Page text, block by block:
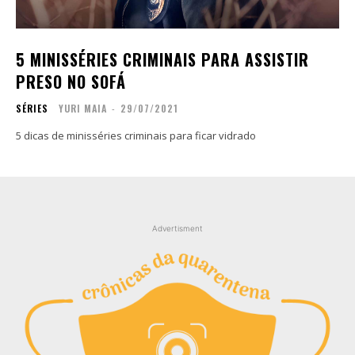
Zine
Autores
Sobre
Contato
Zine
Autores
Sobre
Contato
5 MINISSÉRIES CRIMINAIS PARA ASSISTIR
PRESO NO SOFÁ
SÉRIES YURI MAIA - 29/07/2021
5 dicas de minisséries criminais para ficar vidrado
Advertisment